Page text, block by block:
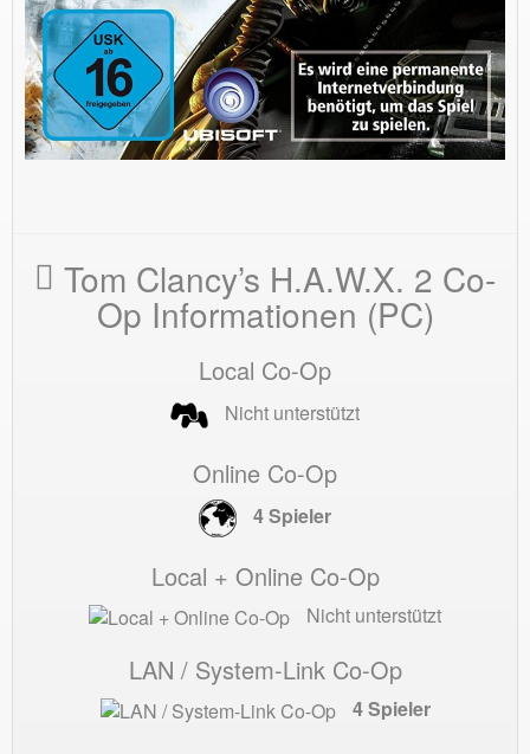
Tom Clancy’s H.A.W.X. 2 Co-
Op Informationen (PC)
Local Co-Op
Nicht unterstützt
Online Co-Op
4 Spieler
Local + Online Co-Op
Nicht unterstützt
LAN / System-Link Co-Op
4 Spieler